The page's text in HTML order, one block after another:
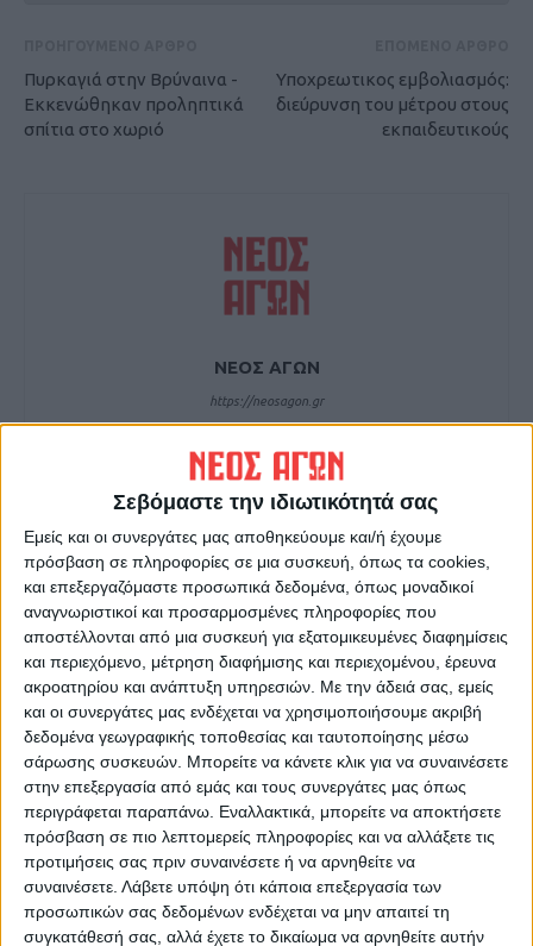
Σεβόμαστε την ιδιωτικότητά σας
Εμείς και οι συνεργάτες μας αποθηκεύουμε και/ή έχουμε
πρόσβαση σε πληροφορίες σε μια συσκευή, όπως τα cookies,
και επεξεργαζόμαστε προσωπικά δεδομένα, όπως μοναδικοί
αναγνωριστικοί και προσαρμοσμένες πληροφορίες που
αποστέλλονται από μια συσκευή για εξατομικευμένες διαφημίσεις
και περιεχόμενο, μέτρηση διαφήμισης και περιεχομένου, έρευνα
ακροατηρίου και ανάπτυξη υπηρεσιών. Με την άδειά σας, εμείς
και οι συνεργάτες μας ενδέχεται να χρησιμοποιήσουμε ακριβή
δεδομένα γεωγραφικής τοποθεσίας και ταυτοποίησης μέσω
σάρωσης συσκευών. Μπορείτε να κάνετε κλικ για να συναινέσετε
στην επεξεργασία από εμάς και τους συνεργάτες μας όπως
περιγράφεται παραπάνω. Εναλλακτικά, μπορείτε να αποκτήσετε
πρόσβαση σε πιο λεπτομερείς πληροφορίες και να αλλάξετε τις
προτιμήσεις σας πριν συναινέσετε ή να αρνηθείτε να
συναινέσετε. Λάβετε υπόψη ότι κάποια επεξεργασία των
προσωπικών σας δεδομένων ενδέχεται να μην απαιτεί τη
συγκατάθεσή σας, αλλά έχετε το δικαίωμα να αρνηθείτε αυτήν
Πυρκαγιά στην Βρύναινα -
Εκκενώθηκαν προληπτικά
σπίτια στο χωριό
Υποχρεωτικος εμβολιασμός:
διεύρυνση του μέτρου στους
εκπαιδευτικούς
ΝΕΟΣ ΑΓΩΝ
https://neosagon.gr
ΠΑΡΟΜΟΙΑ ΑΡΘΡΑ
VIDEO ΤΗΣ ΘΕΣΣΑΛΙΑΣ
Περιπέτεια για τον πρόεδρο του Ε.Κ.Λ